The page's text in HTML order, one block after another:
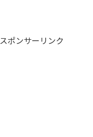
スポンサーリンク